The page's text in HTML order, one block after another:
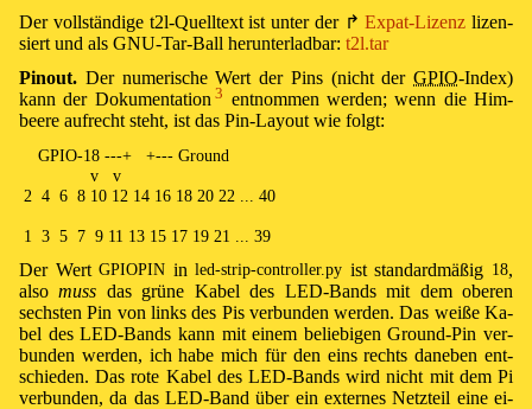
Der voll­stän­di­ge t2l-Quell­text ist un­ter der ↱ ⁠ ⁠Ex­pat-Li­zenz li­zen­
siert und als GNU-Tar-Ball he­run­ter­lad­bar: t2l.tar
Pin­out. Der nu­me­ri­sche Wert der Pins (nicht der GPIO-In­dex)
kann der Do­ku­men­ta­ti­on ⁠ 3 ent­nom­men wer­den; wenn die Him­
bee­re auf­recht steht, ist das Pin-Lay­out wie folgt:
    GPIO-18 ---+   +--- Ground
               v   v
2  4  6  8 10 12 14 16 18 20 22 ... 40
1  3  5  7  9 11 13 15 17 19 21 ... 39
Der WertGPIOPIN inled-strip-controller.py ist stan­dard­mä­ßig 18,
alsomuss das grü­ne Ka­bel des LED-Bands mit dem obe­ren
sechs­ten Pin von links des Pis ver­bun­den wer­den. Das wei­ße Ka­
bel des LED-Bands kann mit ei­nem be­lie­bi­genGround-Pin ver­
bun­den wer­den, ich ha­be mich für den eins rechts da­ne­ben ent­
schie­den. Das ro­te Ka­bel des LED-Bands wird nicht mit dem Pi
ver­bun­den, da das LED-Band über ein ex­te­rnes Netz­teil ei­ne ei­